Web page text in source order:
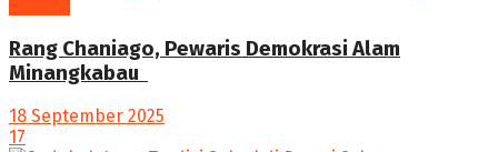
Rang Chaniago, Pewaris Demokrasi Alam
Minangkabau ‎
18 September 2025
17